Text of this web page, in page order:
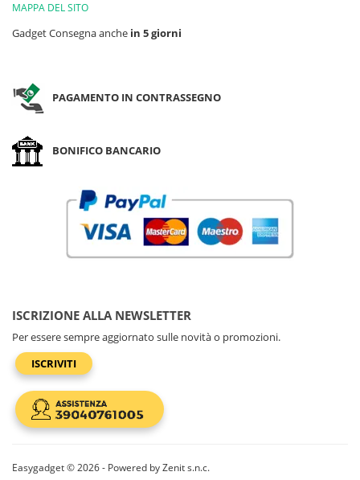
MAPPA DEL SITO
Gadget Consegna anche in 5 giorni
PAGAMENTO IN CONTRASSEGNO
BONIFICO BANCARIO
ISCRIZIONE ALLA NEWSLETTER
Per essere sempre aggiornato sulle novità o promozioni.
ISCRIVITI
Easygadget © 2026 - Powered by Zenit s.n.c.